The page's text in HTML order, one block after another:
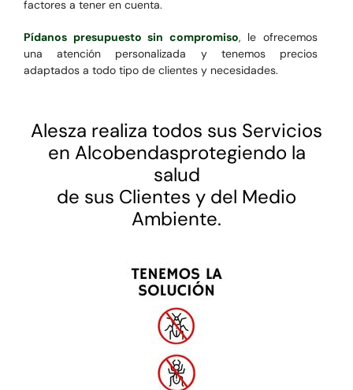
factores a tener en cuenta.
Pídanos presupuesto sin compromiso, le ofrecemos
una atención personalizada y tenemos precios
adaptados a todo tipo de clientes y necesidades.
Alesza realiza todos sus Servicios
en Alcobendasprotegiendo la
salud
de sus Clientes y del Medio
Ambiente.